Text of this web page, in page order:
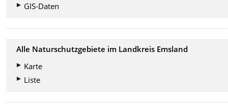
GIS-Daten
Alle Naturschutzgebiete im Landkreis Emsland
Karte
Liste